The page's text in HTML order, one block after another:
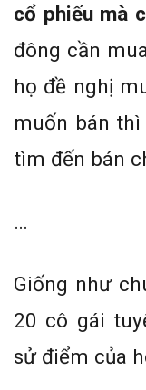
cổ phiếu mà
đông cần
họ đề nghị
muốn bán
tìm đến bán
…
Giống như
20 cô gái
sử điểm của